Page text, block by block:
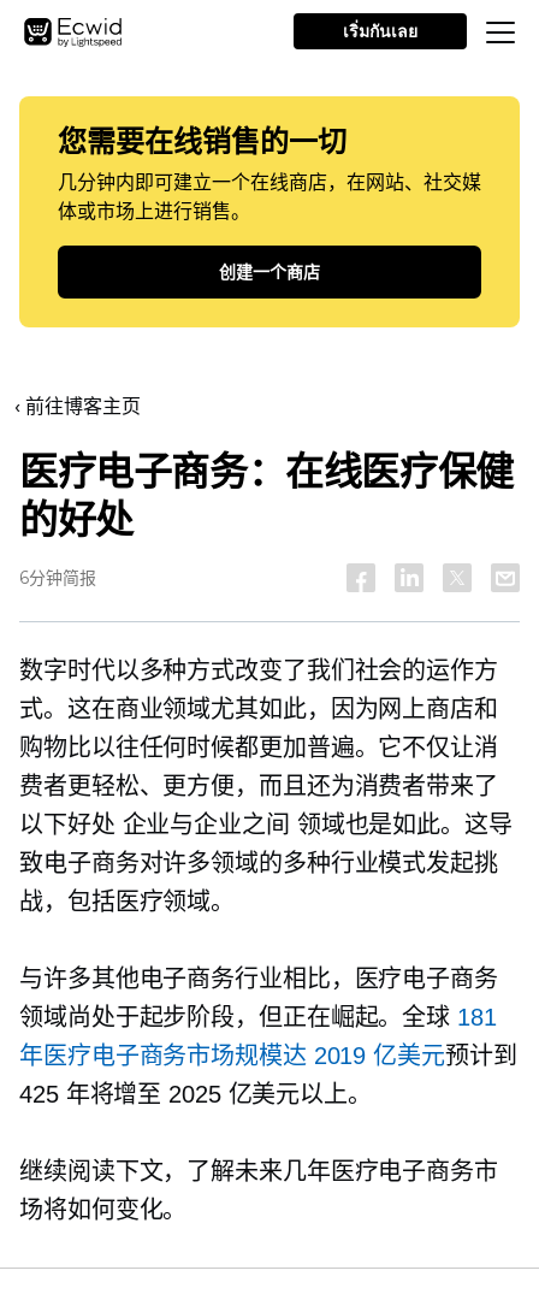
เริ่มกันเลย
您需要在线销售的一切
几分钟内即可建立一个在线商店，在网站、社交媒
体或市场上进行销售。
创建一个商店
‹ 前往博客主页
医疗电子商务：在线医疗保健
的好处
6分钟简报
数字时代以多种方式改变了我们社会的运作方
式。这在商业领域尤其如此，因为网上商店和
购物比以往任何时候都更加普遍。它不仅让消
费者更轻松、更方便，而且还为消费者带来了
以下好处 企业与企业之间 领域也是如此。这导
致电子商务对许多领域的多种行业模式发起挑
战，包括医疗领域。
与许多其他电子商务行业相比，医疗电子商务
领域尚处于起步阶段，但正在崛起。全球 181
年医疗电子商务市场规模达 2019 亿美元预计到
425 年将增至 2025 亿美元以上。
继续阅读下文，了解未来几年医疗电子商务市
场将如何变化。